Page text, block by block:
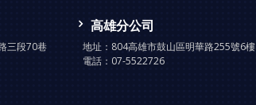
三段70巷
高雄分公司
地址： 804高雄市鼓山區明華路255號6樓
電話： 07-5522726